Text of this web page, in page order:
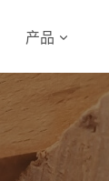
产品